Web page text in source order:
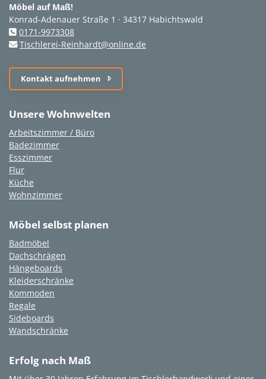
Möbel auf Maß!
Konrad-Adenauer Straße 1 · 34317 Habichtswald
0171-9973308
Tischlerei-Reinhardt@online.de
Kontakt aufnehmen
Unsere Wohnwelten
Arbeitszimmer / Büro
Badezimmer
Esszimmer
Flur
Küche
Wohnzimmer
Möbel selbst planen
Badmöbel
Dachschrägen
Hängeboards
Kleiderschränke
Kommoden
Regale
Sideboards
Wandschränke
Erfolg nach Maß